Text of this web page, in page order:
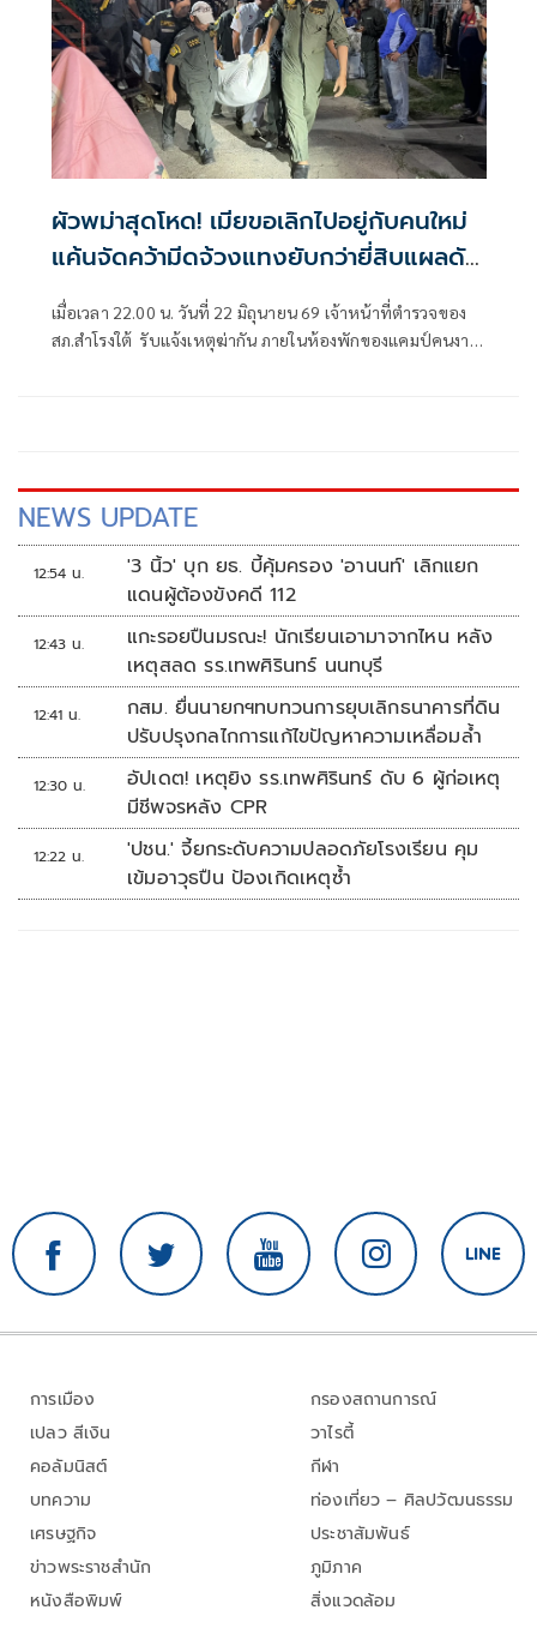
ผัวพม่าสุดโหด! เมียขอเลิกไปอยู่กับคนใหม่
แค้นจัดคว้ามีดจ้วงแทงยับกว่ายี่สิบแผลดับ
คาห้อง
เมื่อเวลา 22.00 น. วันที่ 22 มิถุนายน 69 เจ้าหน้าที่ตำรวจของ
สภ.สำโรงใต้ รับแจ้งเหตุฆ่ากัน ภายในห้องพักของแคมป์คนงาน
NEWS UPDATE
12:54 น.
'3 นิ้ว' บุก ยธ. บี้คุ้มครอง 'อานนท์' เลิกแยก
แดนผู้ต้องขังคดี 112
12:43 น.
แกะรอยปืนมรณะ! นักเรียนเอามาจากไหน หลัง
เหตุสลด รร.เทพศิรินทร์ นนทบุรี
12:41 น.
กสม. ยื่นนายกฯทบทวนการยุบเลิกธนาคารที่ดิน
ปรับปรุงกลไกการแก้ไขปัญหาความเหลื่อมล้ำ
12:30 น.
อัปเดต! เหตุยิง รร.เทพศิรินทร์ ดับ 6 ผู้ก่อเหตุ
มีชีพจรหลัง CPR
12:22 น.
'ปชน.' จี้ยกระดับความปลอดภัยโรงเรียน คุม
เข้มอาวุธปืน ป้องเกิดเหตุซ้ำ
การเมือง
เปลว สีเงิน
คอลัมนิสต์
บทความ
เศรษฐกิจ
ข่าวพระราชสำนัก
หนังสือพิมพ์
กรองสถานการณ์
วาไรตี้
กีฬา
ท่องเที่ยว – ศิลปวัฒนธรรม
ประชาสัมพันธ์
ภูมิภาค
สิ่งแวดล้อม